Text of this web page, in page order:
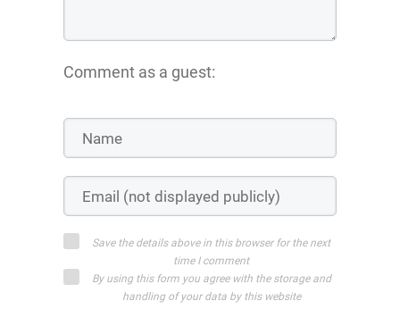
Comment as a guest:
Save the details above in this browser for the next
time I comment
By using this form you agree with the storage and
handling of your data by this website